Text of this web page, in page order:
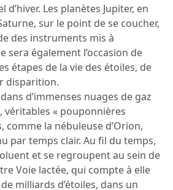
Les planètes Jupiter, en
sur le point de se coucher,
des instruments mis à
sera également l’occasion de
étapes de la vie des étoiles, de
disparition.
d’immenses nuages de gaz
véritables « pouponnières
comme la nébuleuse d’Orion,
par temps clair. Au fil du temps,
et se regroupent au sein de
Voie lactée, qui compte à elle
milliards d’étoiles, dans un